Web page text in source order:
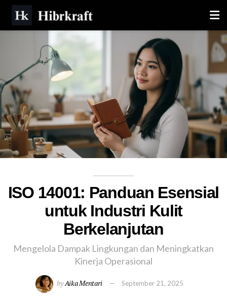
ISO 14001: Panduan Esensial
untuk Industri Kulit
Berkelanjutan
Mengelola Dampak Lingkungan dan Meningkatkan
Kinerja Operasional
byAika Mentari September 21, 2025